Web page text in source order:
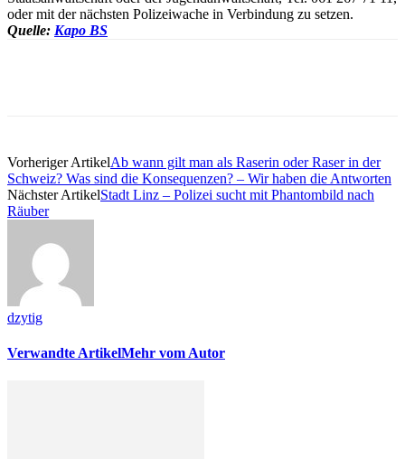
oder mit der nächsten Polizeiwache in Verbindung zu setzen.
Quelle: Kapo BS
Vorheriger ArtikelAb wann gilt man als Raserin oder Raser in der
Schweiz? Was sind die Konsequenzen? – Wir haben die Antworten
Nächster ArtikelStadt Linz – Polizei sucht mit Phantombild nach
Räuber
dzytig
Verwandte ArtikelMehr vom Autor